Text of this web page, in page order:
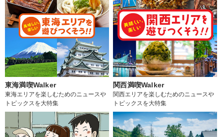
東海満喫Walker
東海エリアを楽しむためのニュースや
トピックスを大特集
関西満喫Walker
関西エリアを楽しむためのニュースや
トピックスを大特集